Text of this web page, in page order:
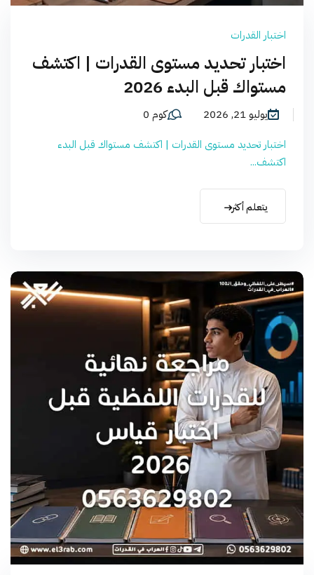
اختبار القدرات
اختبار تحديد مستوى القدرات | اكتشف
مستواك قبل البدء 2026
يوليو 21, 2026
كوم 0
اختبار تحديد مستوى القدرات | اكتشف مستواك قبل البدء
اكتشف...
يتعلم أكثر